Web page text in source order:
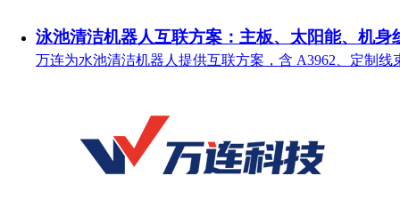
泳池清洁机器人互联方案：主板、太阳能、机身
万连为水池清洁机器人提供互联方案，含 A3962、定制